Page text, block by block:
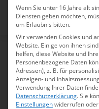
GmbH
Wenn Sie unter 16 Jahre alt
Diensten geben möchten,
um Erlaubnis bitten.
Wir verwenden Cookies und
Website. Einige von ihnen
helfen, diese Website und
Personenbezogene Daten
Adressen), z. B. für
Anzeigen- und
Verwendung Ihrer Daten
Datenschutzerklärung.Sie
Einstellungenwiderrufen